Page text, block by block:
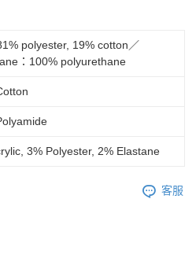
polyester, 19% cotton／
：100% polyurethane
3% Polyester, 2% Elastane
客服